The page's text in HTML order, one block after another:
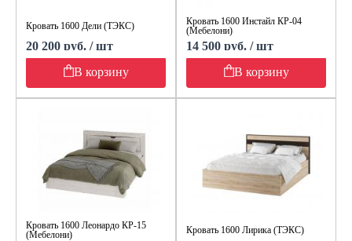
Кровать 1600 Дели (ТЭКС)
20 200 руб. / шт
В корзину
Кровать 1600 Инстайл КР-04
(Мебелони)
14 500 руб. / шт
В корзину
Кровать 1600 Леонардо КР-15
(Мебелони)
Кровать 1600 Лирика (ТЭКС)